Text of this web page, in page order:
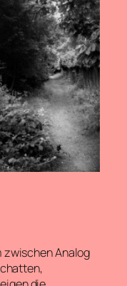
zwischen Analog